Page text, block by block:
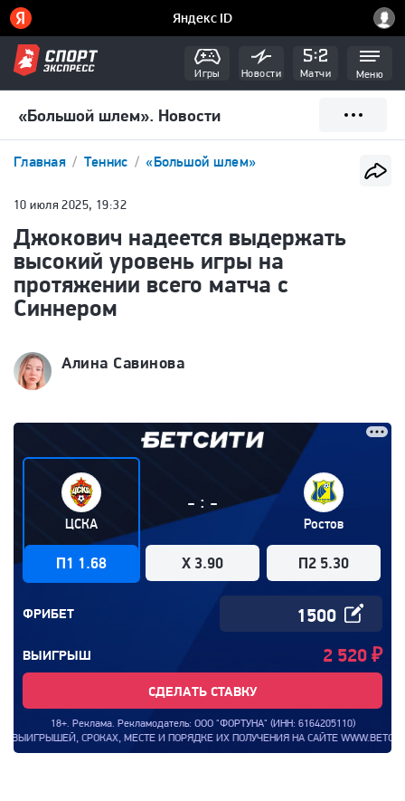
Игры Новости Матчи Меню
«Большой шлем». Новости
Главная Теннис «Большой шлем»
10 июля 2025, 19:32
Джокович надеется выдержать
высокий уровень игры на
протяжении всего матча с
Синнером
Алина Савинова
ЦСКА
П1 1.68
- : -
X 3.90
Ростов
П2 5.30
ФРИБЕТ
ВЫИГРЫШ 2 520 ₽
СДЕЛАТЬ СТАВКУ
18+. Реклама. Рекламодатель: ООО "ФОРТУНА" (ИНН: 6164205110)
МЕСТЕ И ПОРЯДКЕ ИХ ПОЛУЧЕНИЯ НА САЙТЕ